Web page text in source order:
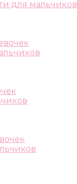
для мальчиков